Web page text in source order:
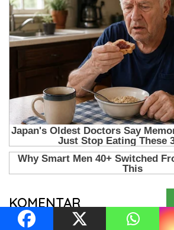
KOMENTAR
APH Bertindak Lamban Setelah